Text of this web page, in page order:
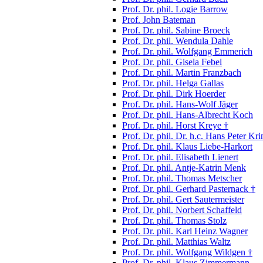
Prof. Dr. phil. Logie Barrow
Prof. John Bateman
Prof. Dr. phil. Sabine Broeck
Prof. Dr. phil. Wendula Dahle
Prof. Dr. phil. Wolfgang Emmerich
Prof. Dr. phil. Gisela Febel
Prof. Dr. phil. Martin Franzbach
Prof. Dr. phil. Helga Gallas
Prof. Dr. phil. Dirk Hoerder
Prof. Dr. phil. Hans-Wolf Jäger
Prof. Dr. phil. Hans-Albrecht Koch
Prof. Dr. phil. Horst Kreye †
Prof. Dr. phil. Dr. h.c. Hans Peter
Prof. Dr. phil. Klaus Liebe-Harkort
Prof. Dr. phil. Elisabeth Lienert
Prof. Dr. phil. Antje-Katrin Menk
Prof. Dr. phil. Thomas Metscher
Prof. Dr. phil. Gerhard Pasternack †
Prof. Dr. phil. Gert Sautermeister
Prof. Dr. phil. Norbert Schaffeld
Prof. Dr. phil. Thomas Stolz
Prof. Dr. phil. Karl Heinz Wagner
Prof. Dr. phil. Matthias Waltz
Prof. Dr. phil. Wolfgang Wildgen †